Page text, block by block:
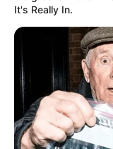
It's Really In.